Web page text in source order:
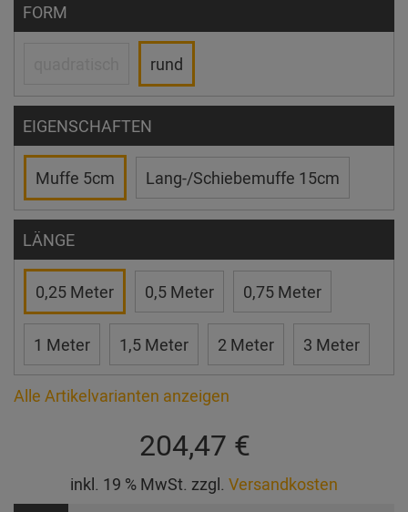
FORM
rund
EIGENSCHAFTEN
Muffe 5cm Lang-/Schiebemuffe 15cm
LÄNGE
0,25 Meter 0,5 Meter 0,75 Meter
1 Meter 1,5 Meter 2 Meter 3 Meter
Alle Artikelvarianten anzeigen
204,47 €
inkl. 19 % MwSt. zzgl. Versandkosten